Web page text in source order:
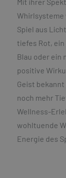
Whirlsysteme
Spiel aus
tiefes Rot,
Blau oder ein
positive
Geist
noch mehr
Wellness-
wohltuende
Energie des